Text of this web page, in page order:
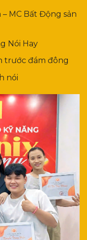
MC Bất Động sản
Nói Hay
trước đám đông
nói